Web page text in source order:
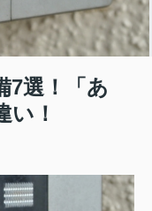
7選！「あ
い！